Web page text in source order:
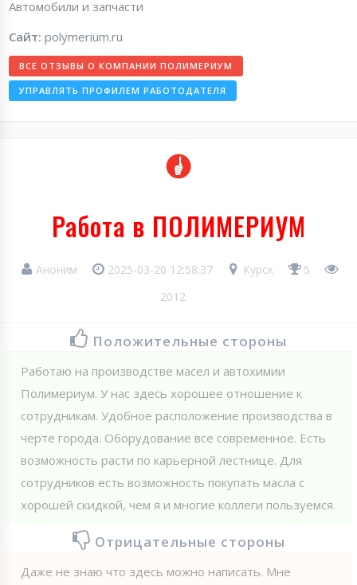
Автомобили и запчасти
Сайт: polymerium.ru
ВСЕ ОТЗЫВЫ О КОМПАНИИ ПОЛИМЕРИУМ
УПРАВЛЯТЬ ПРОФИЛЕМ РАБОТОДАТЕЛЯ
Работа в ПОЛИМЕРИУМ
Аноним 2025-03-20 12:58:37 Курск
5
2012
Положительные стороны
Работаю на производстве масел и автохимии
Полимериум. У нас здесь хорошее отношение к
сотрудникам. Удобное расположение производства в
черте города. Оборудование все современное. Есть
возможность расти по карьерной лестнице. Для
сотрудников есть возможность покупать масла с
хорошей скидкой, чем я и многие коллеги пользуемся.
Отрицательные стороны
Даже не знаю что здесь можно написать. Мне